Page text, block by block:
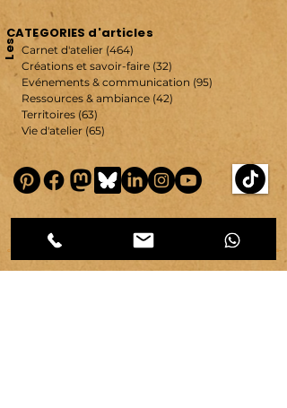
Carnet d'atelier (464)
Créations et savoir-faire (32)
Evénements & communication (95)
Ressources & ambiance (42)
Territoires (63)
Vie d'atelier (65)
Les
CATEGORIES d'articles
copyright © 2007-2026
| véronique chambeau | Tous droits réservés–Contenus protégés–